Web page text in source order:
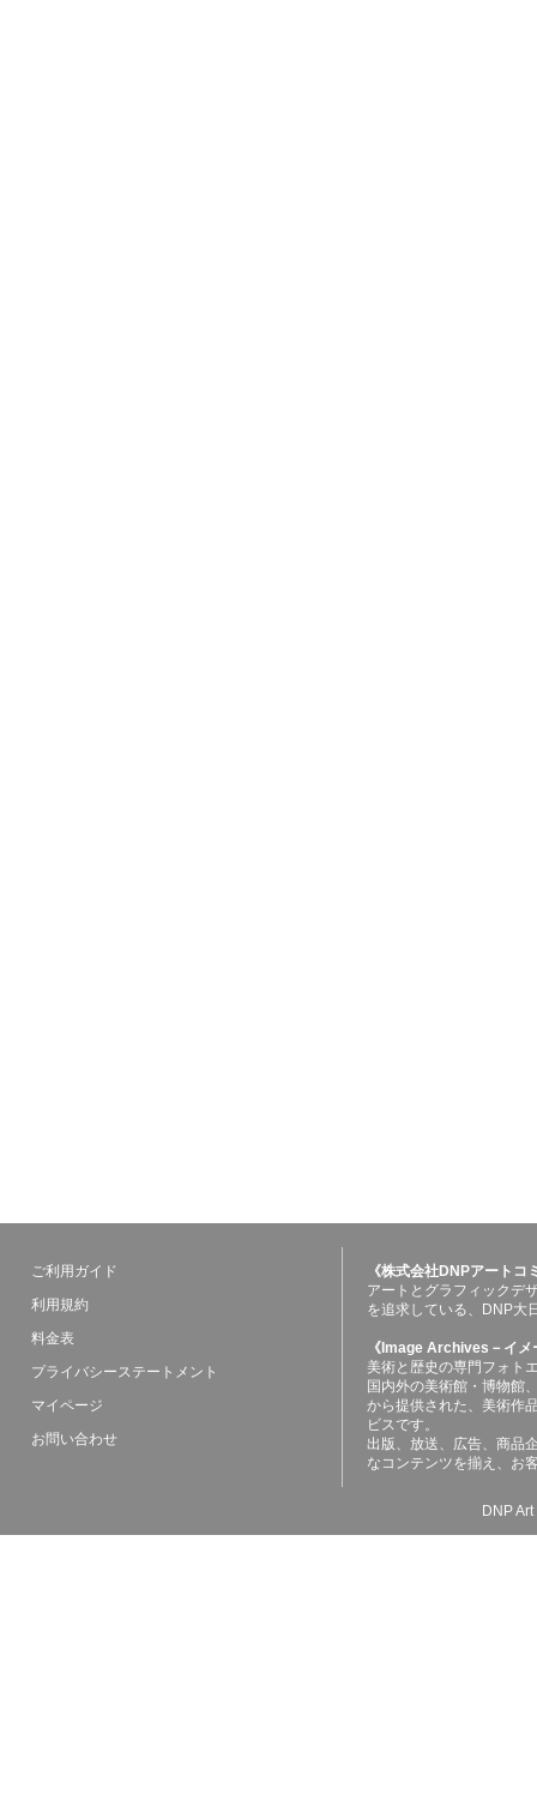
ご利用ガイド
利用規約
料金表
プライバシーステートメント
マイページ
お問い合わせ
《株式会社DNPアート
アートとグラフィックデ
を追求している、DNP大
《Image Archives－イ
美術と歴史の専門フォト
国内外の美術館・博物館
から提供された、美術作
ビスです。
出版、放送、広告、商品
なコンテンツを揃え、お
DNP